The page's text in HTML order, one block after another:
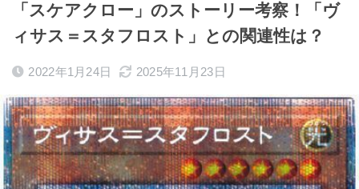
「スケアクロー」のストーリー考察！「ヴ
ィサス＝スタフロスト」との関連性は？
2022年1月24日 2025年11月23日